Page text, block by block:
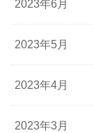
2023年6月
2023年5月
2023年4月
2023年3月